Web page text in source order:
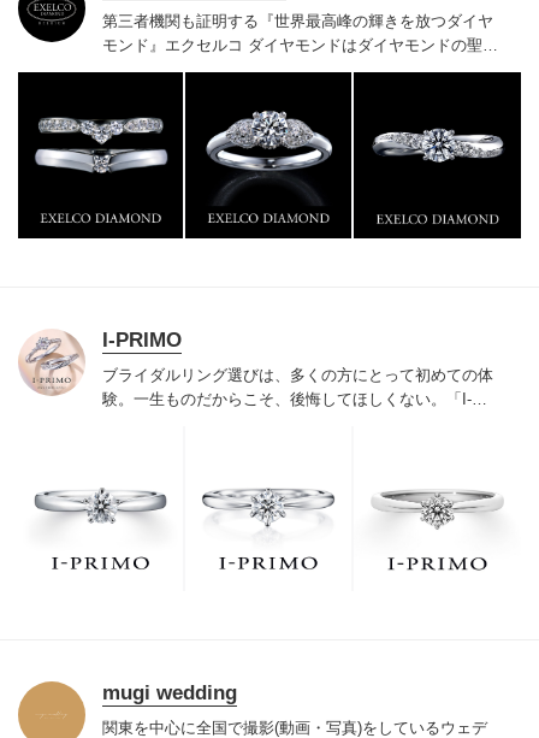
第三者機関も証明する『世界最高峰の輝きを放つダイヤ
モンド』 エクセルコ ダイヤモンドはダイヤモンドの聖地
ベルギー発祥で200年以上の歴史がある真のカッターズ
門店としてリングのデザインや品質にもこだわっていま
す。おふたりに本物の輝きを一生身に着けていただきた
い想いで「ヴァージン・ダイヤモンド」「ハードプラチ
ナ」「保証内容」にこだわっています。
I-PRIMO
ブライダルリング選びは、多くの方にとって初めての体
験。一生ものだからこそ、後悔してほしくない。「I-
でお待ちしております。リング選びの最初の一歩をご一
緒に。まずは、アイプリモへ。
mugi wedding
関東を中心に全国で撮影(動画・写真)をしているウェデ